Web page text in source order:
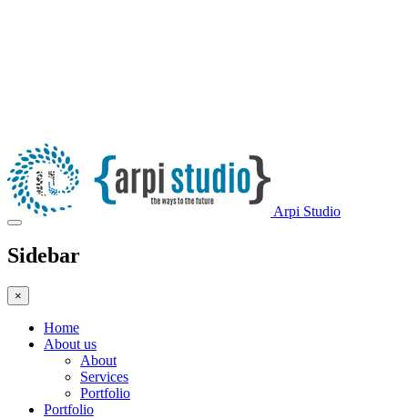
Arpi Studio
Sidebar
×
Home
About us
About
Services
Portfolio
Portfolio